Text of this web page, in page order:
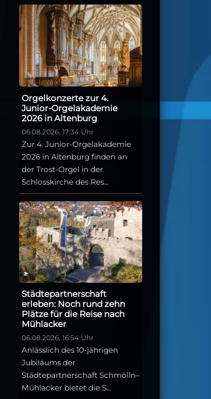
Orgelkonzerte zur 4.
Junior-Orgelakademie
2026 in Altenburg
06.08.2026, 17:34 Uhr
Zur 4. Junior-Orgelakademie
2026 in Altenburg finden an
der Trost-Orgel in der
Schlosskirche des Res...
Städtepartnerschaft
erleben: Noch rund zehn
Plätze für die Reise nach
Mühlacker
06.08.2026, 16:54 Uhr
Anlässlich des 10-jährigen
Jubiläums der
Städtepartnerschaft Schmölln–
Mühlacker bietet die S...